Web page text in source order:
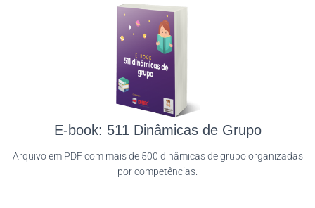
E-book: 511 Dinâmicas de Grupo
Arquivo em PDF com mais de 500 dinâmicas de grupo organizadas
por competências.